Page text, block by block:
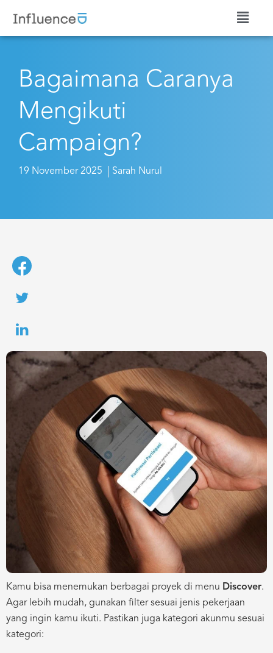
Bagaimana Caranya
Mengikuti
Campaign?
19 November 2025 Sarah Nurul
Kamu bisa menemukan berbagai proyek di menu Discover.
Agar lebih mudah, gunakan filter sesuai jenis pekerjaan
yang ingin kamu ikuti. Pastikan juga kategori akunmu sesuai
kategori: